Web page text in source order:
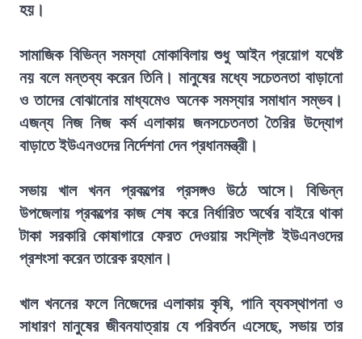
হয়।
সামাজিক বিভিন্ন সমস্যা মোকাবিলায় শুধু আইন প্রয়োগ যথেষ্ট
নয় বলে মন্তব্য করেন তিনি। মানুষের মধ্যে সচেতনতা বাড়ানো
ও তাদের বোঝানোর মাধ্যমেও অনেক সমস্যার সমাধান সম্ভব।
এজন্য নিজ নিজ কর্ম এলাকায় জনসচেতনতা তৈরির উদ্যোগ
বাড়াতে ইউএনওদের নির্দেশনা দেন প্রধানমন্ত্রী।
সভায় খাল খনন প্রকল্পের প্রসঙ্গও উঠে আসে। বিভিন্ন
উপজেলায় প্রকল্পের কাজ শেষ করে নির্ধারিত অর্থের বাইরে থাকা
টাকা সরকারি কোষাগারে ফেরত দেওয়ায় সংশ্লিষ্ট ইউএনওদের
প্রশংসা করেন তারেক রহমান।
খাল খননের ফলে নিজেদের এলাকায় কৃষি, পানি ব্যবস্থাপনা ও
সাধারণ মানুষের জীবনযাত্রায় যে পরিবর্তন এসেছে, সভায় তার